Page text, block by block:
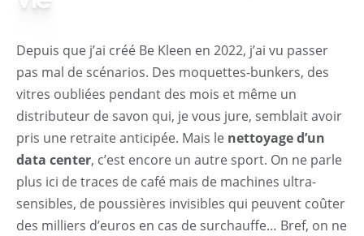
Depuis que j’ai créé Be Kleen en 2022, j’ai vu passer
pas mal de scénarios. Des moquettes-bunkers, des
vitres oubliées pendant des mois et même un
distributeur de savon qui, je vous jure, semblait avoir
pris une retraite anticipée. Mais le nettoyage d’un
data center, c’est encore un autre sport. On ne parle
plus ici de traces de café mais de machines ultra-
sensibles, de poussières invisibles qui peuvent coûter
des milliers d’euros en cas de surchauffe… Bref, on ne